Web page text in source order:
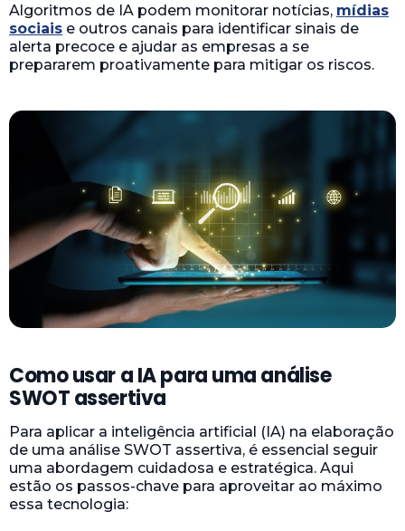
Algoritmos de IA podem monitorar notícias, mídias
sociais e outros canais para identificar sinais de
alerta precoce e ajudar as empresas a se
prepararem proativamente para mitigar os riscos.
Como usar a IA para uma análise
SWOT assertiva
Para aplicar a inteligência artificial (IA) na elaboração
de uma análise SWOT assertiva, é essencial seguir
uma abordagem cuidadosa e estratégica. Aqui
estão os passos-chave para aproveitar ao máximo
essa tecnologia: